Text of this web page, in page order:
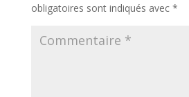
obligatoires sont indiqués avec *